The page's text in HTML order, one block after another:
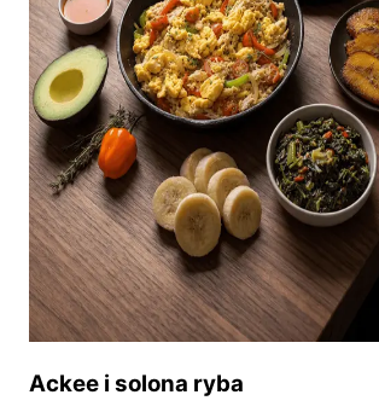
Ackee i solona ryba